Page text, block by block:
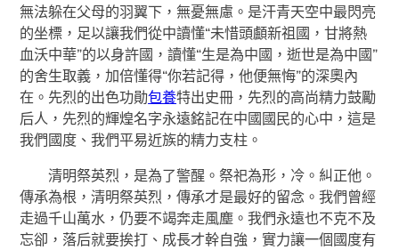
無法躲在父母的羽翼下，無憂無慮。是汗青天空中最閃亮
的坐標，足以讓我們從中讀懂“未惜頭顱新祖國，甘將熱
血沃中華”的以身許國，讀懂“生是為中國，逝世是為中國”
的舍生取義，加倍懂得“你若記得，他便無悔”的深奧內
在。先烈的出色功勛包養特出史冊，先烈的高尚精力鼓勵
后人，先烈的輝煌名字永遠銘記在中國國民的心中，這是
我們國度、我們平易近族的精力支柱。
清明祭英烈，是為了警醒。祭祀為形，冷。糾正他。
傳承為根，清明祭英烈，傳承才是最好的留念。我們曾經
走過千山萬水，仍要不竭奔走風塵。我們永遠也不克不及
忘卻，落后就要挨打、成長才幹自強，實力讓一個國度有